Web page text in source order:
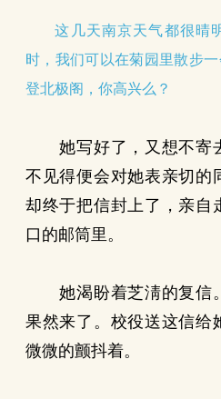
这几天南京天气都很晴
时，我们可以在菊园里散步
登北极阁，你高兴么？
她写好了，又想不寄去
不见得便会对她表亲切的
却终于把信封上了，亲自
口的邮筒里。
她渴盼着芝淸的复信
果然来了。校役送这信给
微微的颤抖着。